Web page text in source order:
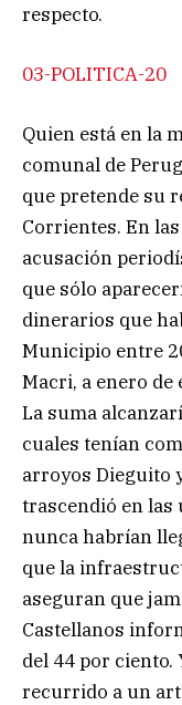
respecto.
03-POLITICA-20
Quien está en la
comunal de
que pretende su
Corrientes. En
acusación
que sólo
dinerarios que
Municipio entre
Macri, a enero de
La suma
cuales tenían
arroyos Dieguito
trascendió en las
nunca habrían
que la
aseguran que
Castellanos
del 44 por
recurrido a un